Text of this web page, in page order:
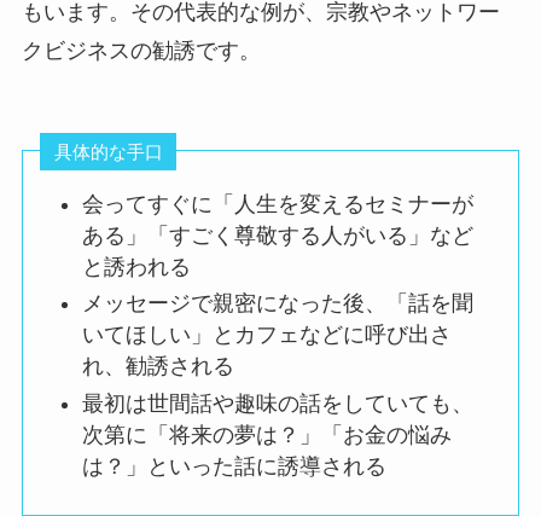
もいます。その代表的な例が、宗教やネットワー
クビジネスの勧誘です。
具体的な手口
会ってすぐに「人生を変えるセミナーが
ある」「すごく尊敬する人がいる」など
と誘われる
メッセージで親密になった後、「話を聞
いてほしい」とカフェなどに呼び出さ
れ、勧誘される
最初は世間話や趣味の話をしていても、
次第に「将来の夢は？」「お金の悩み
は？」といった話に誘導される